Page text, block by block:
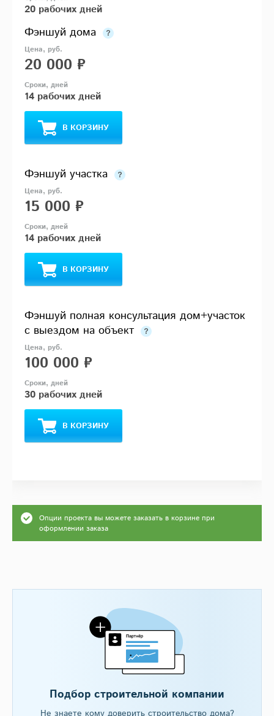
20 рабочих дней
Фэншуй дома
20 000 ₽
14 рабочих дней
В КОРЗИНУ
Фэншуй участка
15 000 ₽
14 рабочих дней
В КОРЗИНУ
Фэншуй полная консультация дом+участок
с выездом на объект
100 000 ₽
30 рабочих дней
В КОРЗИНУ
Опции проекта вы можете заказать в корзине при
оформлении заказа
Подбор строительной компании
Не знаете кому доверить строительство дома?